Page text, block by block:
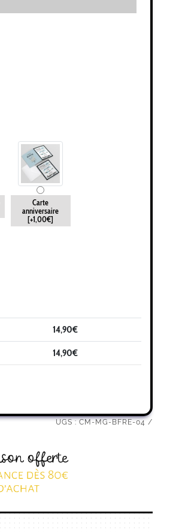
Carte
anniversaire
[+1,00€]
14,90€
14,90€
UGS :CM-MG-BFRE-04